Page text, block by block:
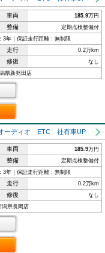
車両 185.9万円
整備 定期点検整備付
3年｜保証走行距離：無制限
走行 0.2万km
修復 なし
県新発田店
オーディオ ETC 社有車UP
車両 185.9万円
整備 定期点検整備付
3年｜保証走行距離：無制限
走行 0.2万km
修復 なし
潟県長岡店